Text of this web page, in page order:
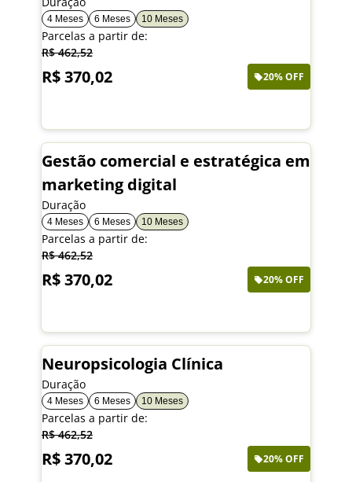
4 Meses 6 Meses 10 Meses
Parcelas a partir de:
R$ 462,52
R$ 370,02 20% OFF
Gestão comercial e estratégica em
marketing digital
Duração
4 Meses 6 Meses 10 Meses
Parcelas a partir de:
R$ 462,52
R$ 370,02 20% OFF
Neuropsicologia Clínica
Duração
4 Meses 6 Meses 10 Meses
Parcelas a partir de:
R$ 462,52
R$ 370,02 20% OFF